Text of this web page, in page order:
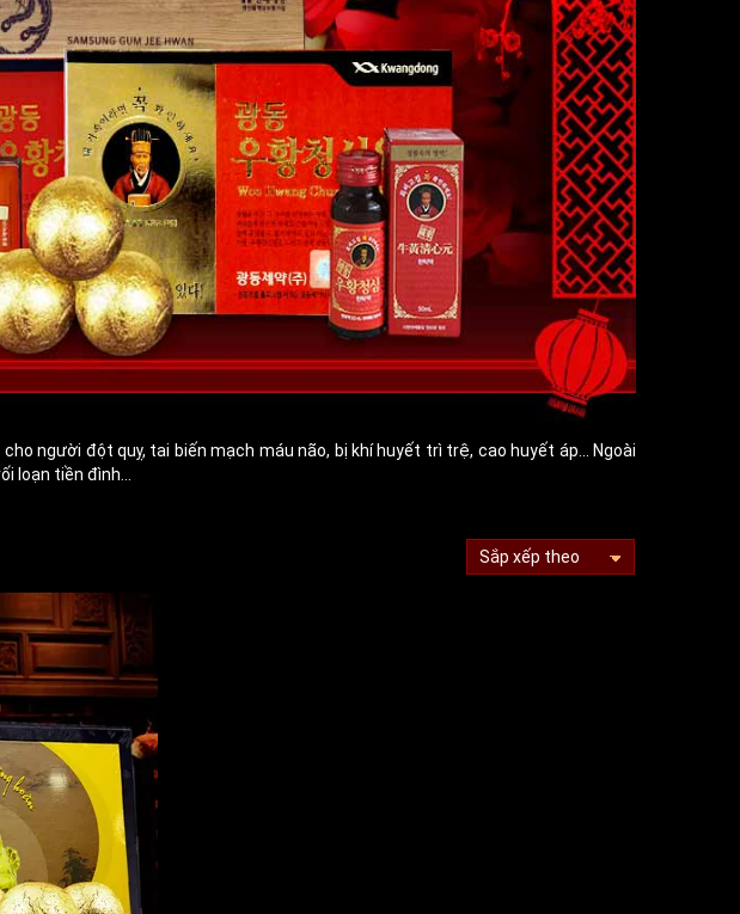
người đột quỵ, tai biến mạch máu não, bị khí huyết trì trệ, cao huyết áp... Ngoài
loạn tiền đình...